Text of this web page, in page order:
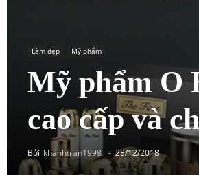
Làm đẹp Mỹ phẩm
Mỹ phẩm O
cao cấp và
Bởi khanhtran1998 - 28/12/2018